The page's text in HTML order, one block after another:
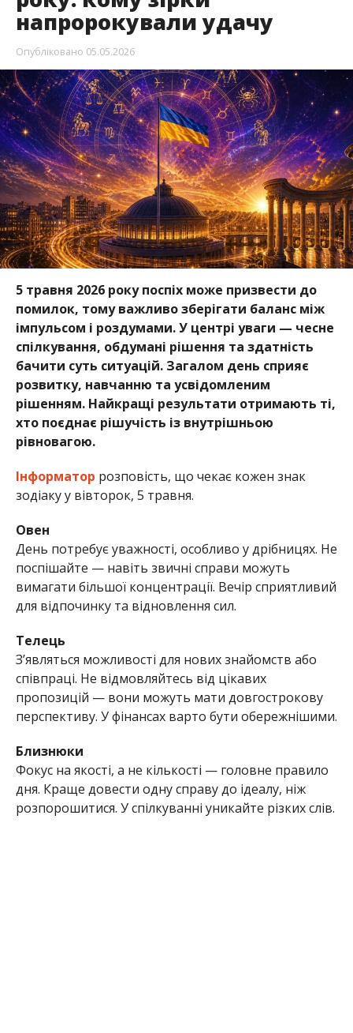
напророкували удачу
Опубліковано 05.05.2026
5 травня 2026 року поспіх може призвести до
помилок, тому важливо зберігати баланс між
імпульсом і роздумами. У центрі уваги — чесне
спілкування, обдумані рішення та здатність
бачити суть ситуацій. Загалом день сприяє
розвитку, навчанню та усвідомленим
рішенням. Найкращі результати отримають ті,
хто поєднає рішучість із внутрішньою
рівновагою.
Інформатор розповість, що чекає кожен знак
зодіаку у вівторок, 5 травня.
Овен
День потребує уважності, особливо у дрібницях. Не
поспішайте — навіть звичні справи можуть
вимагати більшої концентрації. Вечір сприятливий
для відпочинку та відновлення сил.
Телець
З’являться можливості для нових знайомств або
співпраці. Не відмовляйтесь від цікавих
пропозицій — вони можуть мати довгострокову
перспективу. У фінансах варто бути обережнішими.
Близнюки
Фокус на якості, а не кількості — головне правило
дня. Краще довести одну справу до ідеалу, ніж
розпорошитися. У спілкуванні уникайте різких слів.